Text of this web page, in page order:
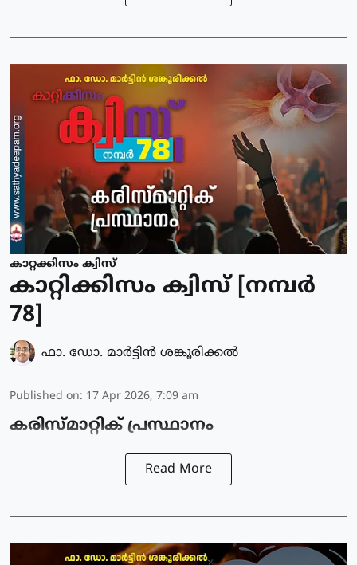
കാറ്റക്കിസം ക്വിസ്
കാറ്റിക്കിസം ക്വിസ് [നമ്പര്‍
78]
ഫാ. ഡോ. മാര്‍ട്ടിന്‍ ശങ്കൂരിക്കല്‍
Published on: 17 Apr 2026, 7:09 am
കരിസ്‌മാറ്റിക് പ്രസ്ഥാനം
Read More